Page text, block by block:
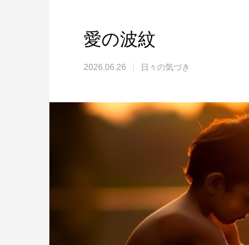
愛の波紋
2026.06.26 日々の気づき